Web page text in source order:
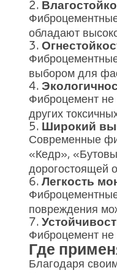
2.
обладают
3.
выбором для
4.
Фиброцемент не
других
5. Широкий
Современные
«Кедр»,
дорогостоящей
6. Легкость
повреждения
7.
Фиброцемент не
Где
Благодаря